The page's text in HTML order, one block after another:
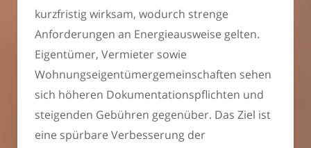
kurzfristig wirksam, wodurch strenge
Anforderungen an Energieausweise gelten.
Eigentümer, Vermieter sowie
Wohnungseigentümergemeinschaften sehen
sich höheren Dokumentationspflichten und
steigenden Gebühren gegenüber. Das Ziel ist
eine spürbare Verbesserung der